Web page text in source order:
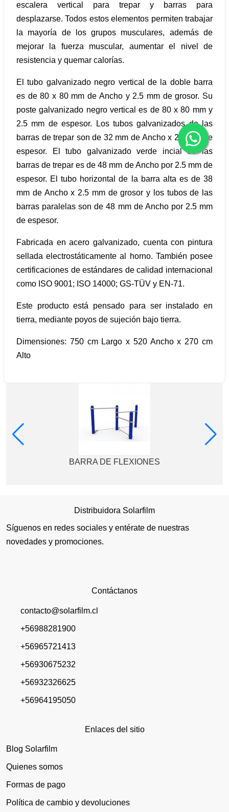
escalera vertical para trepar y barras para
desplazarse. Todos estos elementos permiten trabajar
la mayoría de los grupos musculares, además de
mejorar la fuerza muscular, aumentar el nivel de
resistencia y quemar calorías.
El tubo galvanizado negro vertical de la doble barra
es de 80 x 80 mm de Ancho y 2.5 mm de grosor. Su
poste galvanizado negro vertical es de 80 x 80 mm y
2.5 mm de espesor. Los tubos galvanizados de las
barras de trepar son de 32 mm de Ancho x 2.5 mm de
espesor. El tubo galvanizado verde incial de las
barras de trepar es de 48 mm de Ancho por 2.5 mm de
espesor. El tubo horizontal de la barra alta es de 38
mm de Ancho x 2.5 mm de grosor y los tubos de las
barras paralelas son de 48 mm de Ancho por 2.5 mm
de espesor.
Fabricada en acero galvanizado, cuenta con pintura
sellada electrostáticamente al horno. También posee
certificaciones de estándares de calidad internacional
como ISO 9001; ISO 14000; GS-TÜV y EN-71.
Este producto está pensado para ser instalado en
tierra, mediante poyos de sujeción bajo tierra.
Dimensiones: 750 cm Largo x 520 Ancho x 270 cm
Alto
BARRA DE FLEXIONES
Distribuidora Solarfilm
Síguenos en redes sociales y entérate de nuestras
novedades y promociones.
Contáctanos
contacto@solarfilm.cl
+56988281900
+56965721413
+56930675232
+56932326625
+56964195050
Enlaces del sitio
Blog Solarfilm
Quienes somos
Formas de pago
Política de cambio y devoluciones